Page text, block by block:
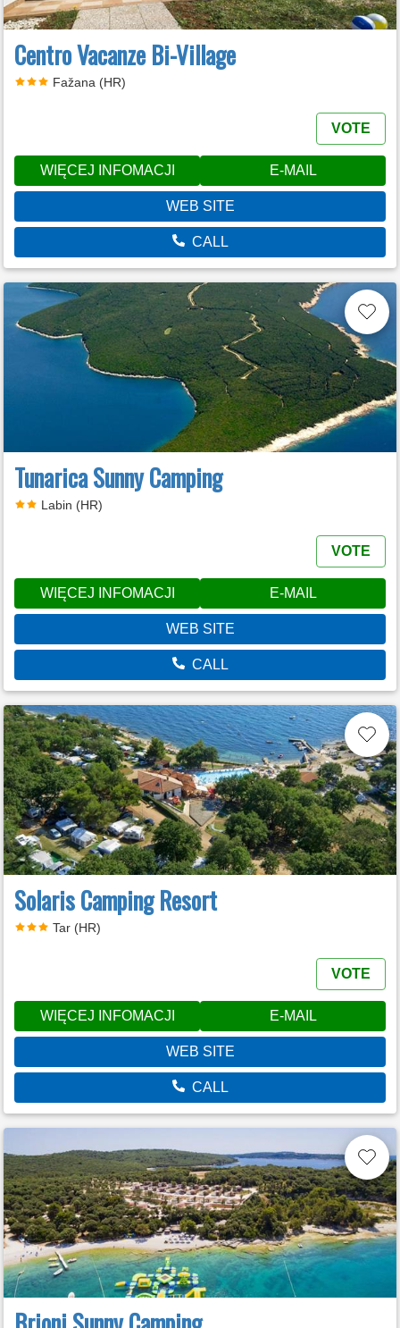
Centro Vacanze Bi-Village
Fažana (HR)
VOTE
WIĘCEJ INFOMACJI E-MAIL
WEB SITE
CALL
Tunarica Sunny Camping
Labin (HR)
VOTE
WIĘCEJ INFOMACJI E-MAIL
WEB SITE
CALL
Solaris Camping Resort
Tar (HR)
VOTE
WIĘCEJ INFOMACJI E-MAIL
WEB SITE
CALL